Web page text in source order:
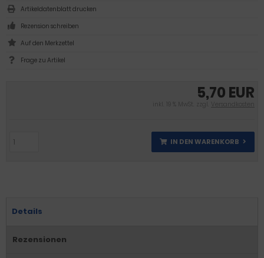
5,70 EUR
inkl. 19 % MwSt. zzgl. Versandkosten
IN DEN WARENKORB
Artikeldatenblatt drucken
Rezension schreiben
Frage zu Artikel
Details
Rezensionen